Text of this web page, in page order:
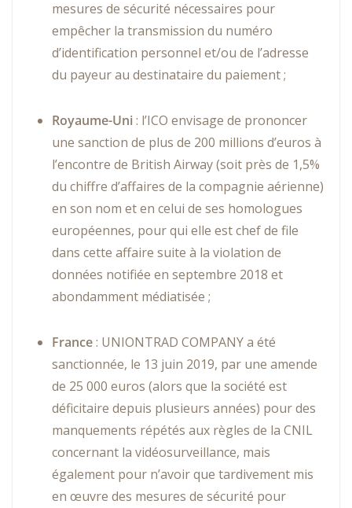
mesures de sécurité nécessaires pour
empêcher la transmission du numéro
d’identification personnel et/ou de l’adresse
du payeur au destinataire du paiement ;
Royaume-Uni : l’ICO envisage de prononcer
une sanction de plus de 200 millions d’euros à
l’encontre de British Airway (soit près de 1,5%
du chiffre d’affaires de la compagnie aérienne)
en son nom et en celui de ses homologues
européennes, pour qui elle est chef de file
dans cette affaire suite à la violation de
données notifiée en septembre 2018 et
abondamment médiatisée ;
France: UNIONTRAD COMPANY a été
sanctionnée, le 13 juin 2019, par une amende
de 25 000 euros (alors que la société est
déficitaire depuis plusieurs années) pour des
manquements répétés aux règles de la CNIL
concernant la vidéosurveillance, mais
également pour n’avoir que tardivement mis
en œuvre des mesures de sécurité pour